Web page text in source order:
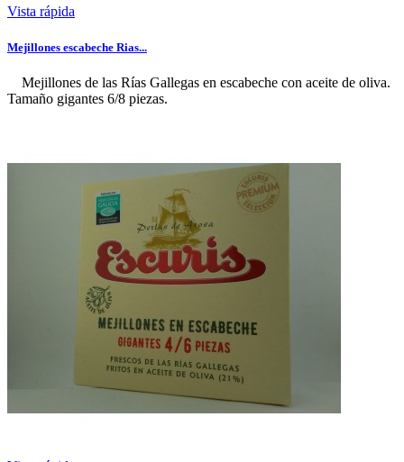
Vista rápida
Mejillones escabeche Rias...
Mejillones de las Rías Gallegas en escabeche con aceite de oliva.
Tamaño gigantes 6/8 piezas.